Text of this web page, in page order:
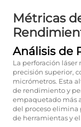
Métricas
Análisis de
La perforación
precisión superior,
micrómetros. Esta
de rendimiento y
empaquetado más
del proceso elimina
de herramientas y